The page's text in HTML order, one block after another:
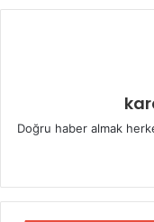
Doğru haber almak